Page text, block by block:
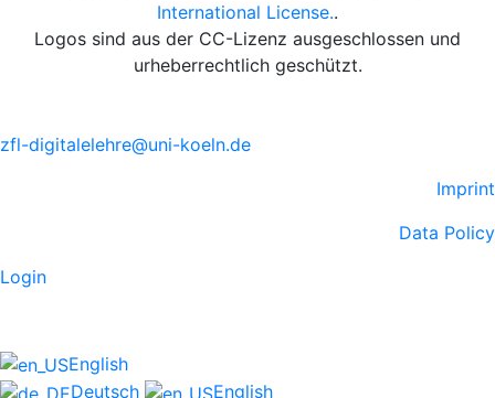
International License..
Logos sind aus der CC-Lizenz ausgeschlossen und
urheberrechtlich geschützt.
zfl-digitalelehre@uni-koeln.de
Imprint
Data Policy
Login
English
Deutsch
English